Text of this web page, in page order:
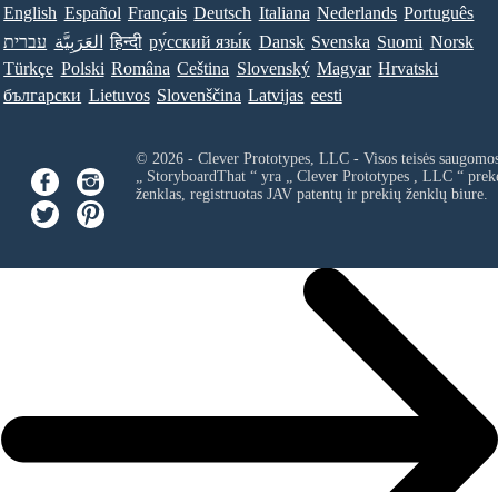
English Español Français Deutsch Italiana Nederlands Português
עברית العَرَبِيَّة हिन्दी ру́сский язы́к Dansk Svenska Suomi Norsk
Türkçe Polski Româna Ceština Slovenský Magyar Hrvatski
български Lietuvos Slovenščina Latvijas eesti
© 2026 - Clever Prototypes, LLC - Visos teisės
„ StoryboardThat “ yra „ Clever Prototypes , LLC“
ženklas, registruotas JAV patentų ir prekių ženklų biure.